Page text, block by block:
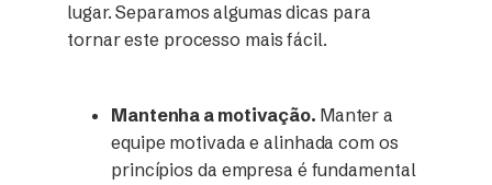
lugar. Separamos algumas dicas para
tornar este processo mais fácil.
Mantenha a motivação. Manter a
equipe motivada e alinhada com os
princípios da empresa é fundamental